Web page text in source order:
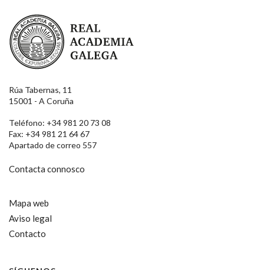
Real Academia Galega
Rúa Tabernas, 11
15001 - A Coruña
Teléfono: +34 981 20 73 08
Fax: +34 981 21 64 67
Apartado de correo 557
Contacta connosco
Mapa web
Aviso legal
Contacto